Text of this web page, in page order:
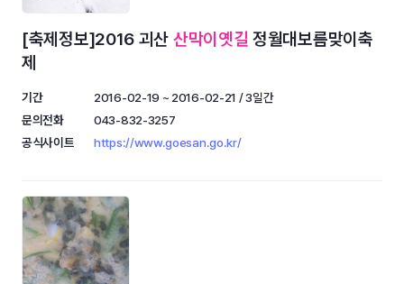
[축제정보]2016 괴산 산막이옛길 정월대보름맞이축
제
기간
2016-02-19 ~ 2016-02-21 / 3일간
문의전화
043-832-3257
공식사이트
https://www.goesan.go.kr/